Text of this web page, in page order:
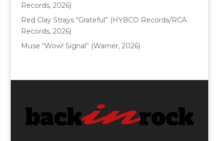
Records, 2026)
Red Clay Strays “Grateful” (HYBCO Records/RCA
Records, 2026)
Muse “Wow! Signal” (Warner, 2026)